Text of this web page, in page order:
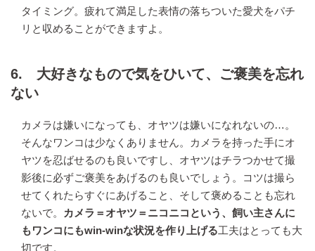
タイミング。疲れて満足した表情の落ちついた愛犬をパチ
リと収めることができますよ。
6. 大好きなもので気をひいて、ご褒美を忘れ
ない
カメラは嫌いになっても、オヤツは嫌いになれないの…。
そんなワンコは少なくありません。カメラを持った手にオ
ヤツを忍ばせるのも良いですし、オヤツはチラつかせて撮
影後に必ずご褒美をあげるのも良いでしょう。コツは撮ら
せてくれたらすぐにあげること、そして褒めることも忘れ
ないで。
カメラ＝オヤツ＝ニコニコという、飼い主さんに
もワンコにもwin-winな状況を作り上げる工夫はとっても大
切です。